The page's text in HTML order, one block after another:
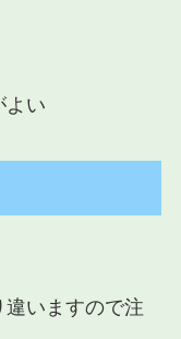
よい
いますので注